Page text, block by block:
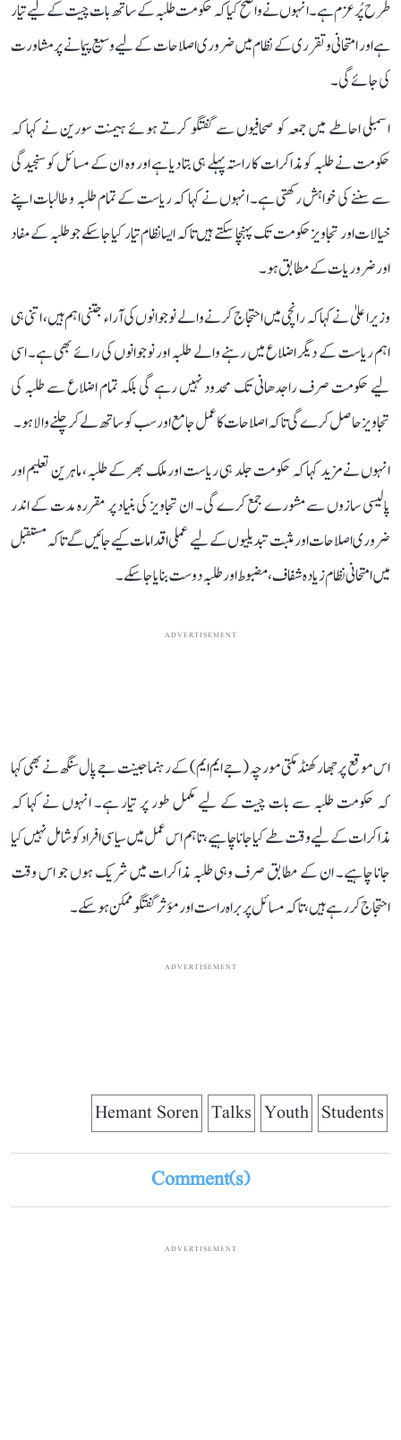
طرح پُرعزم ہے۔ انہوں نے واضح کیا کہ حکومت طلبہ کے ساتھ بات چیت کے لیے تیار
ہے اور امتحانی و تقرری کے نظام میں ضروری اصلاحات کے لیے وسیع پیمانے پر مشاورت
کی جائے گی۔
اسمبلی احاطے میں جمعہ کو صحافیوں سے گفتگو کرتے ہوئے ہیمنت سورین نے کہا کہ
حکومت نے طلبہ کو مذاکرات کا راستہ پہلے ہی بتا دیا ہے اور وہ ان کے مسائل کو سنجیدگی
سے سننے کی خواہش رکھتی ہے۔ انہوں نے کہا کہ ریاست کے تمام طلبہ و طالبات اپنے
خیالات اور تجاویز حکومت تک پہنچا سکتے ہیں تاکہ ایسا نظام تیار کیا جا سکے جو طلبہ کے مفاد
اور ضروریات کے مطابق ہو۔
وزیر اعلیٰ نے کہا کہ رانچی میں احتجاج کرنے والے نوجوانوں کی آراء جتنی اہم ہیں، اتنی ہی
اہم ریاست کے دیگر اضلاع میں رہنے والے طلبہ اور نوجوانوں کی رائے بھی ہے۔ اسی
لیے حکومت صرف راجدھانی تک محدود نہیں رہے گی بلکہ تمام اضلاع سے طلبہ کی
تجاویز حاصل کرے گی تاکہ اصلاحات کا عمل جامع اور سب کو ساتھ لے کر چلنے والا ہو۔
انہوں نے مزید کہا کہ حکومت جلد ہی ریاست اور ملک بھر کے طلبہ، ماہرین تعلیم اور
پالیسی سازوں سے مشورے جمع کرے گی۔ ان تجاویز کی بنیاد پر مقررہ مدت کے اندر
ضروری اصلاحات اور مثبت تبدیلیوں کے لیے عملی اقدامات کیے جائیں گے تاکہ مستقبل
میں امتحانی نظام زیادہ شفاف، مضبوط اور طلبہ دوست بنایا جا سکے۔
ADVERTISEMENT
اس موقع پر جھارکھنڈ مکتی مورچہ (جے ایم ایم) کے رہنما جینت جے پال سنگھ نے بھی کہا
کہ حکومت طلبہ سے بات چیت کے لیے مکمل طور پر تیار ہے۔ انہوں نے کہا کہ
مذاکرات کے لیے وقت طے کیا جانا چاہیے، تاہم اس عمل میں سیاسی افراد کو شامل نہیں کیا
جانا چاہیے۔ ان کے مطابق صرف وہی طلبہ مذاکرات میں شریک ہوں جو اس وقت
احتجاج کر رہے ہیں، تاکہ مسائل پر براہ راست اور مؤثر گفتگو ممکن ہو سکے۔
ADVERTISEMENT
Students
Youth
Talks
Hemant Soren
Comment(s)
ADVERTISEMENT